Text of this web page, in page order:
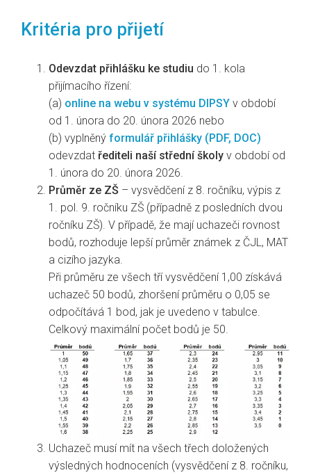
Kritéria pro přijetí
Odevzdat přihlášku ke studiu do 1. kola
přijímacího řízení:
(a) online na webu v systému DIPSY v období
od 1. února do 20. února 2026 nebo
(b) vyplněný formulář přihlášky (PDF, DOC)
odevzdat řediteli naší střední školy v období od
1. února do 20. února 2026.
Průměr ze ZŠ – vysvědčení z 8. ročníku, výpis z
1. pol. 9. ročníku ZŠ (případně z posledních dvou
ročníku ZŠ). V případě, že mají uchazeči rovnost
bodů, rozhoduje lepší průměr známek z ČJL, MAT
a cizího jazyka.
Při průměru ze všech tří vysvědčení 1,00 získává
uchazeč 50 bodů, zhoršení průměru o 0,05 se
odpočítává 1 bod, jak je uvedeno v tabulce.
Celkový maximální počet bodů je 50.
Uchazeč musí mít na všech třech doložených
výsledných hodnoceních (vysvědčení z 8. ročníku,